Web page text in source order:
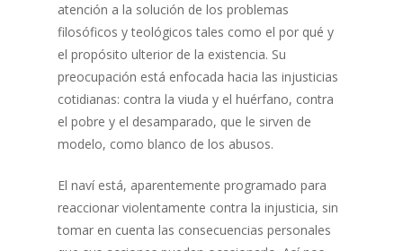
atención a la solución de los problemas
filosóficos y teológicos tales como el por qué y
el propósito ulterior de la existencia. Su
preocupación está enfocada hacia las injusticias
cotidianas: contra la viuda y el huérfano, contra
el pobre y el desamparado, que le sirven de
modelo, como blanco de los abusos.
El naví está, aparentemente programado para
reaccionar violentamente contra la injusticia, sin
tomar en cuenta las consecuencias personales